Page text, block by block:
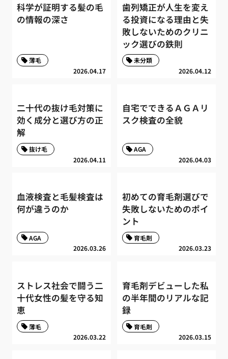
科学が証明する髪の毛
の情報の深さ
2026.04.17
薄毛
歯列矯正が人生を変え
る投資になる理由と失
敗しないためのクリニ
ック選びの鉄則
2026.04.12
未分類
二十代の抜け毛対策に
効く成分と選び方の正
解
2026.04.11
抜け毛
自宅でできるＡＧＡリ
スク検査の全貌
2026.04.03
AGA
血液検査と毛髪検査は
何が違うのか
2026.03.26
AGA
初めての育毛剤選びで
失敗しないためのポイ
ント
2026.03.23
育毛剤
ストレス社会で闘う二
十代女性の髪を守る知
恵
2026.03.22
薄毛
育毛剤デビューした私
の半年間のリアルな記
録
2026.03.15
育毛剤